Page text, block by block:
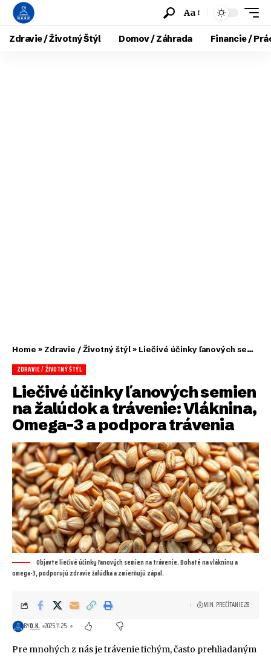
Aa
Zdravie / Životný Štýl Domov / Záhrada Financie /
Home » Zdravie / Životný štýl» Liečivé účinky ľanových semien na žalúdok a trávenie: Vláknina, Omega-3 a podpora trávenia
ZDRAVIE / ŽIVOTNÝ ŠTÝL
Liečivé účinky ľanových semien
na žalúdok a trávenie: Vláknina,
Omega-3 a podpora trávenia
Objavte liečivé účinky ľanových semien na trávenie. Bohaté na vlákninu a
omega-3, podporujú zdravie žalúdka a zmierňujú zápal.
BYO.K. 2025.11.25.
MIN. PREČÍTANIE 28
Pre mnohých z nás je trávenie tichým, často prehliadaným